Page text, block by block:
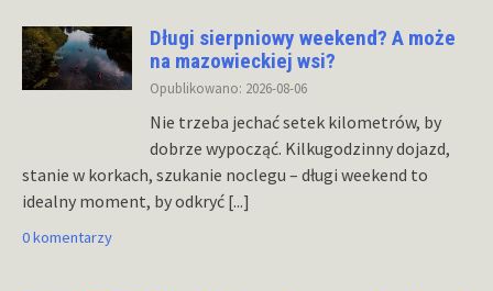
Długi sierpniowy weekend? A może
na mazowieckiej wsi?
Opublikowano: 2026-08-06
Nie trzeba jechać setek kilometrów, by
dobrze wypocząć. Kilkugodzinny dojazd,
stanie w korkach, szukanie noclegu – długi weekend to
idealny moment, by odkryć [...]
0 komentarzy